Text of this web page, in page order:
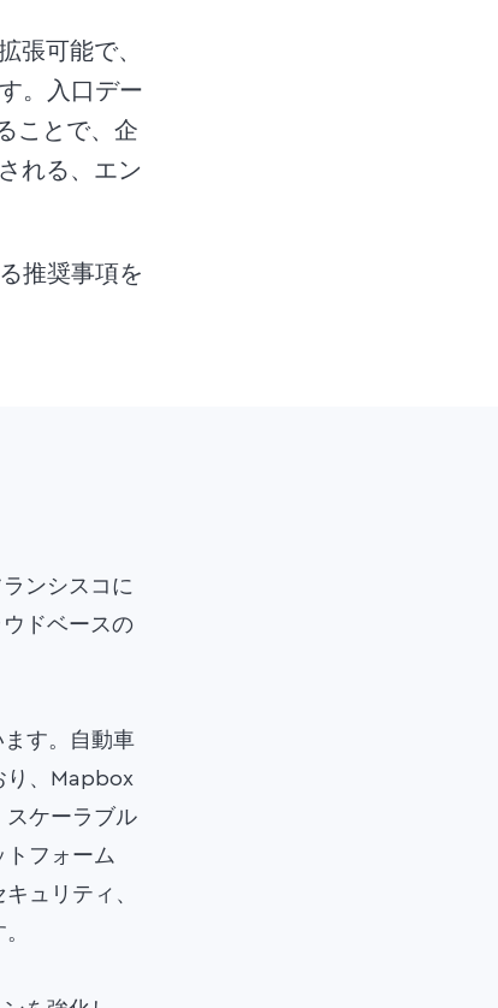
張可能で、
。入口デー
ことで、企
れる、エン
推奨事項を
ンシスコに
ドベースの
す。自動車
り、Mapbox
スケーラブル
トフォーム
ュリティ、